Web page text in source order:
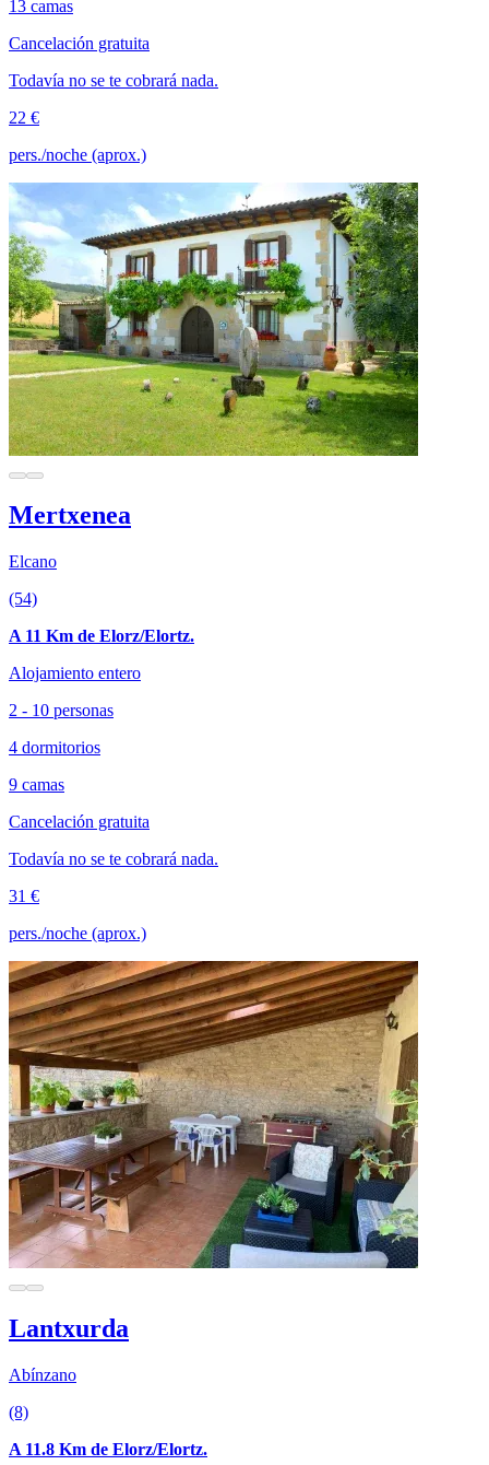
13 camas
Cancelación gratuita
Todavía no se te cobrará nada.
22 €
pers./noche (aprox.)
Mertxenea
Elcano
(54)
A 11 Km de Elorz/Elortz.
Alojamiento entero
2 - 10 personas
4 dormitorios
9 camas
Cancelación gratuita
Todavía no se te cobrará nada.
31 €
pers./noche (aprox.)
Lantxurda
Abínzano
(8)
A 11.8 Km de Elorz/Elortz.